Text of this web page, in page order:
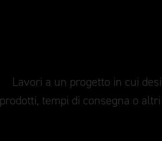
Lavori a un progetto in cui
prodotti, tempi di consegna o